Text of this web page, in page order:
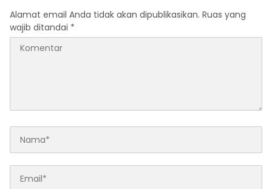
Alamat email Anda tidak akan dipublikasikan. Ruas yang
wajib ditandai *